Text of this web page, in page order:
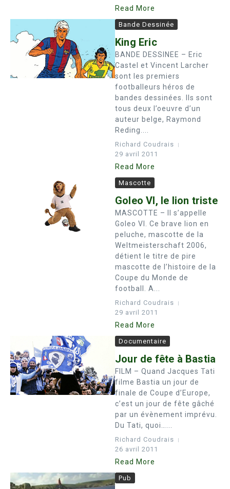
Read More
Bande Dessinée
King Eric
BANDE DESSINEE – Eric
Castel et Vincent Larcher
sont les premiers
footballeurs héros de
bandes dessinées. Ils sont
tous deux l’oeuvre d’un
auteur belge, Raymond
Reding....
Richard Coudrais
29 avril 2011
Read More
Mascotte
Goleo VI, le lion triste
MASCOTTE – Il s’appelle
Goleo VI. Ce brave lion en
peluche, mascotte de la
Weltmeisterschaft 2006,
détient le titre de pire
mascotte de l’histoire de la
Coupe du Monde de
football. A...
Richard Coudrais
29 avril 2011
Read More
Documentaire
Jour de fête à Bastia
FILM – Quand Jacques Tati
filme Bastia un jour de
finale de Coupe d’Europe,
c’est un jour de fête gâché
par un évènement imprévu.
Du Tati, quoi…...
Richard Coudrais
26 avril 2011
Read More
Pub